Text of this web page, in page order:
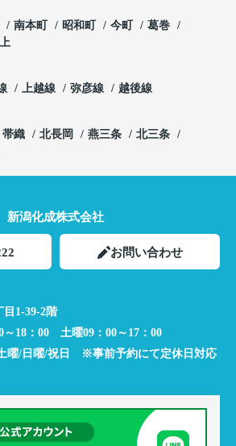
南本町 昭和町 今町
葛巻
上越線 弥彦線 越後線
帯織 北長岡 燕三条
北三条
新潟化成株式会社
お問い合わせ
目1-39-2階
～18：00 土曜09：00～17：00
曜/日曜/祝日 ※事前予約にて定休日対応